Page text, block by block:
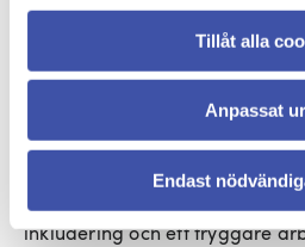
Tillåt alla
Anpassat
Endast
intresse och talang stå tillbaka
säkerhetstänk. En del väljer
bort från ett otryggt hem,
minimerar kontakten med
därmed även risken för
diskriminering.
DIK arbetar året runt mot
inkludering och ett tryggare